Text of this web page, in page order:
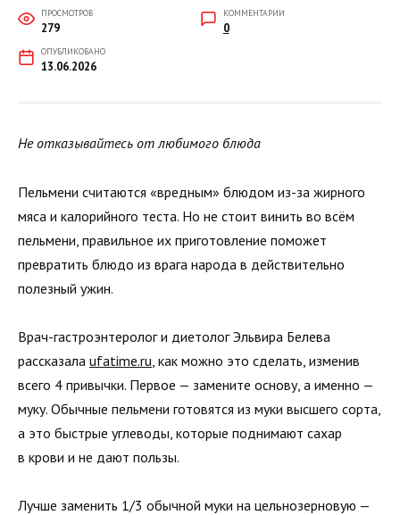
ПРОСМОТРОВ
279
КОММЕНТАРИИ
0
ОПУБЛИКОВАНО
13.06.2026
Не отказывайтесь от любимого блюда
Пельмени считаются «вредным» блюдом из-за жирного
мяса и калорийного теста. Но не стоит винить во всём
пельмени, правильное их приготовление поможет
превратить блюдо из врага народа в действительно
полезный ужин.
Врач-гастроэнтеролог и диетолог Эльвира Белева
рассказала ufatime.ru , как можно это сделать, изменив
всего 4 привычки. Первое — замените основу, а именно —
муку. Обычные пельмени готовятся из муки высшего сорта,
а это быстрые углеводы, которые поднимают сахар
в крови и не дают пользы.
Лучше заменить 1/3 обычной муки на цельнозерновую —